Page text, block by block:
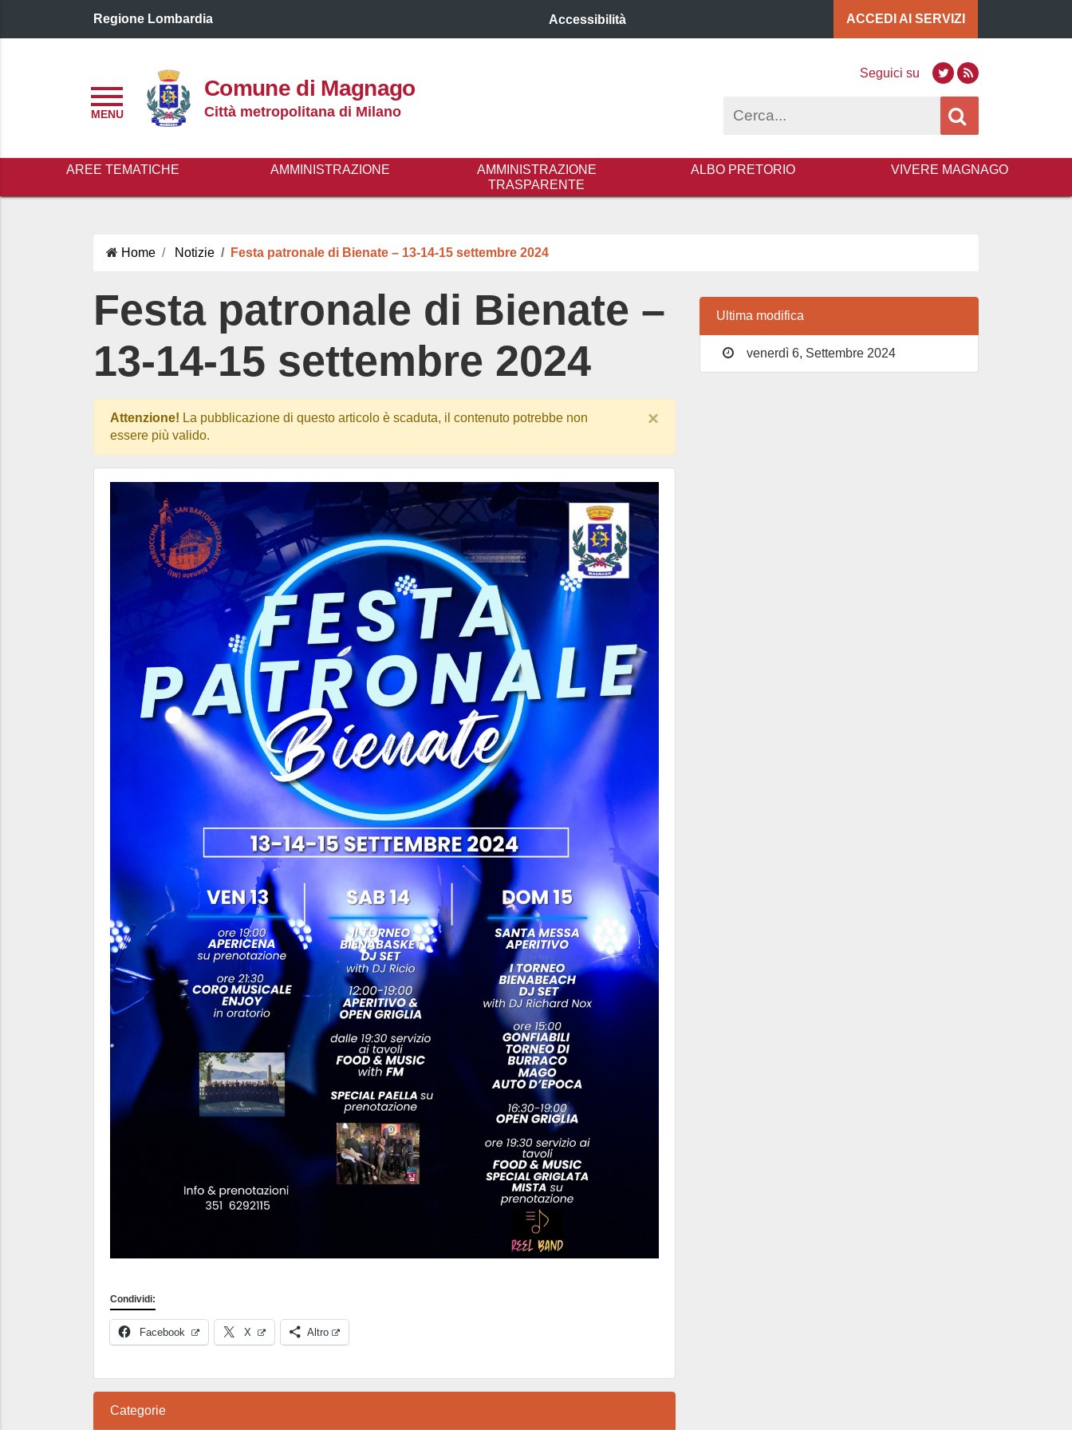
Regione Lombardia Accessibilità ACCEDI AI SERVIZI
Comune di Magnago
Città metropolitana di Milano
Seguici su TwitterRSS
AREE TEMATICHE AMMINISTRAZIONE
AMMINISTRAZIONE
TRASPARENTE
ALBO PRETORIO VIVERE MAGNAGO
Home Notizie Festa patronale di Bienate – 13-14-15 settembre 2024
Festa patronale di Bienate –
13-14-15 settembre 2024
Attenzione! La pubblicazione di questo articolo è scaduta, il contenuto potrebbe non
essere più valido.
×
Condividi:
Facebook X Altro
Categorie
Ultima modifica
venerdì 6, Settembre 2024